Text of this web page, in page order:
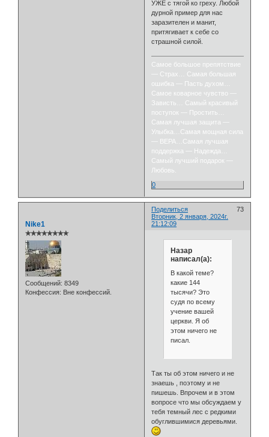
УЖЕ с тягой ко греху. Любой
дурной пример для нас
заразителен и манит,
притягивает к себе со
страшной силой.
Самое большое препятствие
— Страх… Самая большая
ошибка — Пасть духом…
Самое коварное чувство —
Зависть… Самый красивый
поступок — Простить…
Самая лучшая защита —
Улыбка…Самая мощная сила
— ВЕРА…Самая лучшая
поддержка — Надежда…
Самый лучший подарок —
Любовь.
0
Поделиться
73
Вторник, 2 января, 2024г.
21:12:09
Nike1
✯✯✯✯✯✯✯✯
Сообщений: 8349
Конфессия: Вне конфессий.
Назар
написал(а):
В какой теме?
какие 144
тысячи? Это
судя по всему
учение вашей
церкви. Я об
этом ничего не
писал.
Так ты об этом ничего и не
знаешь , поэтому и не
пишешь. Впрочем и в этом
вопросе что мы обсуждаем у
тебя темный лес с редкими
обуглившимися деревьями.